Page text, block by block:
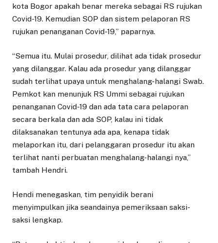
kota Bogor apakah benar mereka sebagai RS rujukan
Covid-19. Kemudian SOP dan sistem pelaporan RS
rujukan penanganan Covid-19,” paparnya.
“Semua itu. Mulai prosedur, dilihat ada tidak prosedur
yang dilanggar. Kalau ada prosedur yang dilanggar
sudah terlihat upaya untuk menghalang-halangi Swab.
Pemkot kan menunjuk RS Ummi sebagai rujukan
penanganan Covid-19 dan ada tata cara pelaporan
secara berkala dan ada SOP, kalau ini tidak
dilaksanakan tentunya ada apa, kenapa tidak
melaporkan itu, dari pelanggaran prosedur itu akan
terlihat nanti perbuatan menghalang-halangi nya,”
tambah Hendri.
Hendi menegaskan, tim penyidik berani
menyimpulkan jika seandainya pemeriksaan saksi-
saksi lengkap.